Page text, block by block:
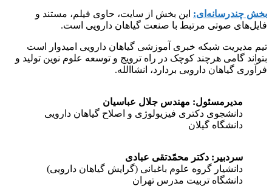
بخش چندرسانه‌ای: این بخش از سایت، حاوی فیلم، مستند و
فایل‌های صوتی مرتبط با صنعت گیاهان دارویی است.
تیم مدیریت شبکه خبری آموزشی گیاهان دارویی امیدوار است
بتواند گامی هرچند کوچک در راه ترویج و توسعه علوم نوین تولید و
فرآوری گیاهان دارویی بردارد، انشاالله.
مدیرمسئول: مهندس جلال عباسیان
دانشجوی دکتری فیزیولوژی و اصلاح گیاهان دارویی
دانشگاه گیلان
سردبیر: دکتر محمّدتقی عبادی
دانشیار گروه علوم باغبانی (گرایش گیاهان دارویی)
دانشگاه تربیت مدرس تهران